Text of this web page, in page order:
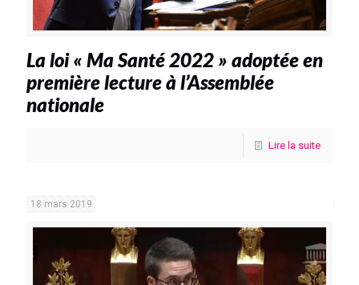
La loi « Ma Santé 2022 » adoptée en
première lecture à l’Assemblée
nationale
Lire la suite
18 mars 2019